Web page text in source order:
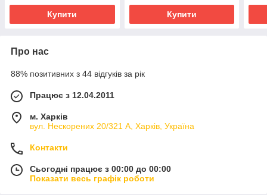
Купити Купити
Про нас
88% позитивних з 44 відгуків за рік
Працює з 12.04.2011
м. Харків
вул. Нескорених 20/321 А, Харків, Україна
Контакти
Сьогодні працює з 00:00 до 00:00
Показати весь графік роботи